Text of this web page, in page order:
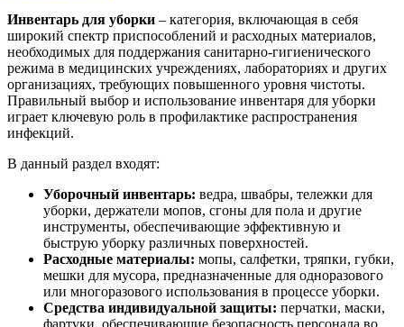
Инвентарь для уборки – категория, включающая в себя
широкий спектр приспособлений и расходных материалов,
необходимых для поддержания санитарно-гигиенического
режима в медицинских учреждениях, лабораториях и других
организациях, требующих повышенного уровня чистоты.
Правильный выбор и использование инвентаря для уборки
играет ключевую роль в профилактике распространения
инфекций.
В данный раздел входят:
Уборочный инвентарь: ведра, швабры, тележки для
уборки, держатели мопов, сгоны для пола и другие
инструменты, обеспечивающие эффективную и
быструю уборку различных поверхностей.
Расходные материалы: мопы, салфетки, тряпки, губки,
мешки для мусора, предназначенные для одноразового
или многоразового использования в процессе уборки.
Средства индивидуальной защиты: перчатки, маски,
фартуки, обеспечивающие безопасность персонала во